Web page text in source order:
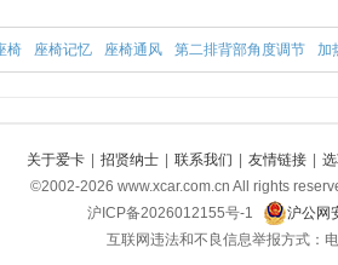
椅 座椅记忆 座椅通风 第二排背部角度调节 加
关于爱卡 招贤纳士 联系我们 友情链接
©2002-2026 www.xcar.com.cn All rights
沪ICP备2026012155号-1
沪公网
互联网违法和不良信息举报方式：